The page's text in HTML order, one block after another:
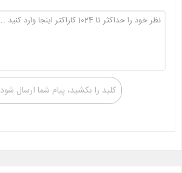
کلید را بکشید، پیام شما ارسال شود